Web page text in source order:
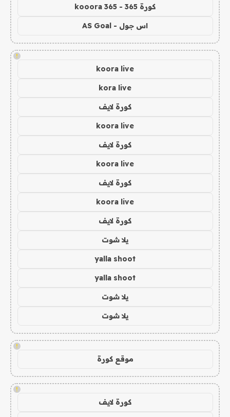
كورة 365 - kooora 365
اس جول - AS Goal
!
koora live
kora live
كورة لايف
koora live
كورة لايف
koora live
كورة لايف
koora live
كورة لايف
يلا شوت
yalla shoot
yalla shoot
يلا شوت
يلا شوت
!
موقع كورة
!
كورة لايف